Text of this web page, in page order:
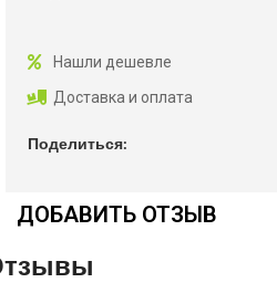
Нашли дешевле
Доставка и оплата
Поделиться:
ДОБАВИТЬ ОТЗЫВ